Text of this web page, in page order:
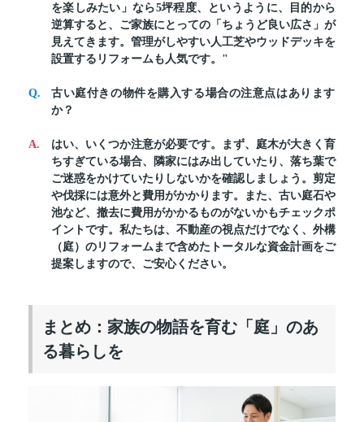
を楽しみたい」なら5坪程度、というように、目的から
逆算すると、ご家族にとっての「ちょうど良い広さ」が
見えてきます。管理がしやすい人工芝やウッドデッキを
設置するリフォームも人気です。"
古い庭付きの物件を購入する場合の注意点はあります
か？
はい、いくつか注意が必要です。まず、庭木が大きく育
ちすぎている場合、隣家にはみ出していたり、落ち葉で
ご迷惑をかけていたりしないかを確認しましょう。剪定
や伐採には意外と費用がかかります。また、古い庭石や
池など、撤去に費用がかかるものがないかもチェックポ
イントです。私たちは、不動産の視点だけでなく、外構
（庭）のリフォームまで含めたトータルな資金計画をご
提案しますので、ご安心ください。
まとめ：家族の物語を育む「庭」のあ
る暮らしを